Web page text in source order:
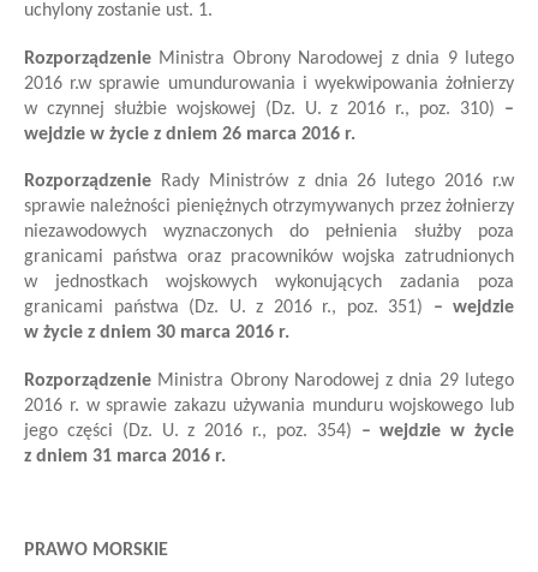
uchylony zostanie ust. 1.
Rozporządzenie Ministra Obrony Narodowej z dnia 9 lutego
2016 r.w sprawie umundurowania i wyekwipowania żołnierzy
w czynnej służbie wojskowej (Dz. U. z 2016 r., poz. 310) –
wejdzie w życie z dniem 26 marca 2016 r.
Rozporządzenie Rady Ministrów z dnia 26 lutego 2016 r.w
sprawie należności pieniężnych otrzymywanych przez żołnierzy
niezawodowych wyznaczonych do pełnienia służby poza
granicami państwa oraz pracowników wojska zatrudnionych
w jednostkach wojskowych wykonujących zadania poza
granicami państwa (Dz. U. z 2016 r., poz. 351) – wejdzie
w życie z dniem 30 marca 2016 r.
Rozporządzenie Ministra Obrony Narodowej z dnia 29 lutego
2016 r. w sprawie zakazu używania munduru wojskowego lub
jego części (Dz. U. z 2016 r., poz. 354) – wejdzie w życie
z dniem 31 marca 2016 r.
PRAWO MORSKIE